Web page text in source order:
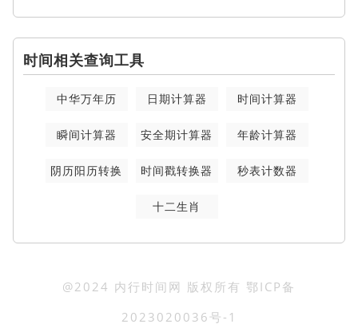
时间相关查询工具
中华万年历 日期计算器 时间计算器
瞬间计算器 安全期计算器 年龄计算器
阴历阳历转换 时间戳转换器 秒表计数器
十二生肖
@2024 内行时间网 版权所有 鄂ICP备
2023020036号-1